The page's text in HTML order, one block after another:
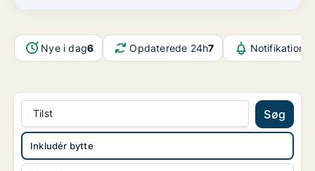
Nye i dag6 Opdaterede 24h7
Tilst Søg
Inkludér bytte